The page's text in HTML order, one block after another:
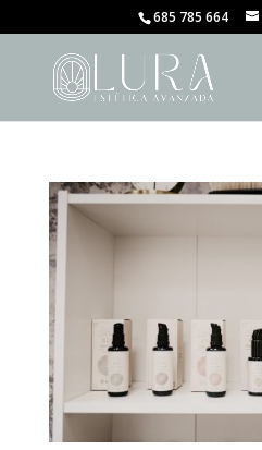
685 785 664